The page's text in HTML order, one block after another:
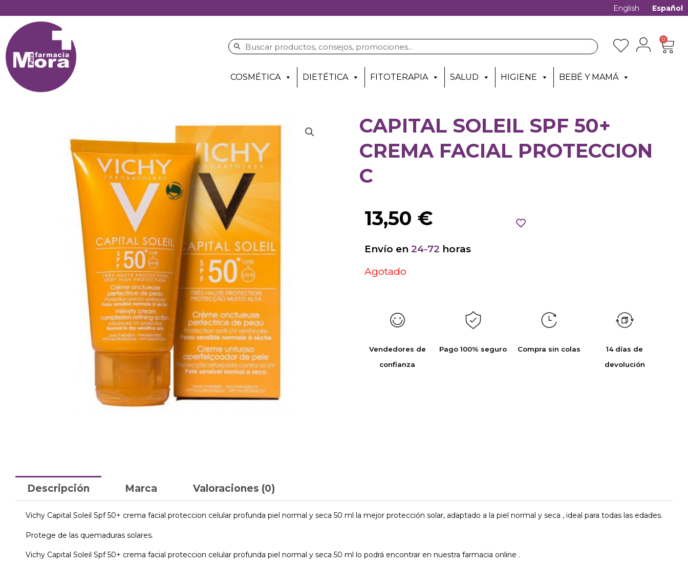
English Español
0
COSMÉTICA DIETÉTICA FITOTERAPIA SALUD HIGIENE BEBÉ Y MAMÁ
CAPITAL SOLEIL SPF 50+
CREMA FACIAL PROTECCION
C
13,50 €
Envío en 24-72 horas
Agotado
Vendedores de
confianza
Pago 100% seguro Compra sin colas
14 días de
devolución
Descripción Marca Valoraciones (0)
Vichy Capital Soleil Spf 50+ crema facial proteccion celular profunda piel normal y seca 50 ml la mejor protección solar, adaptado a la piel normal y seca , ideal para todas las edades.
Protege de las quemaduras solares.
Vichy Capital Soleil Spf 50+ crema facial proteccion celular profunda piel normal y seca 50 ml lo podrá encontrar en nuestra farmacia online .